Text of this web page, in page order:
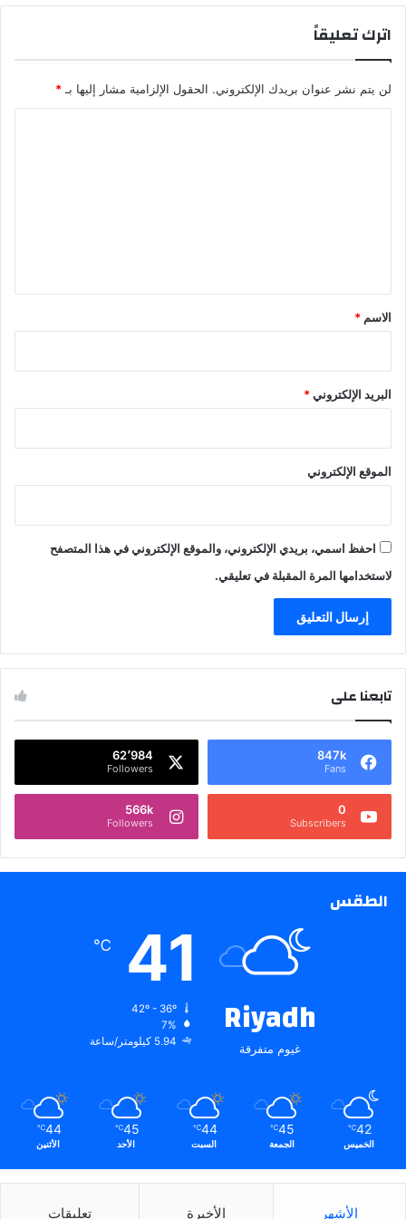
اترك تعليقاً
لن يتم نشر عنوان بريدك الإلكتروني. الحقول الإلزامية مشار إليها بـ *
*
الاسم *
البريد الإلكتروني*
الموقع الإلكتروني
احفظ اسمي، بريدي الإلكتروني، والموقع الإلكتروني في هذا المتصفح
لاستخدامها المرة المقبلة في تعليقي.
تابعنا على
847k
Fans
62٬984
Followers
0
Subscribers
566k
Followers
الطقس
Riyadh
غيوم متفرقة
41
℃
7%
5.94 كيلومتر/ساعة
42
℃
الخميس
45
℃
الجمعة
44
℃
السبت
45
℃
الأحد
44
℃
الأثنين
الأشهر الأخيرة تعليقات